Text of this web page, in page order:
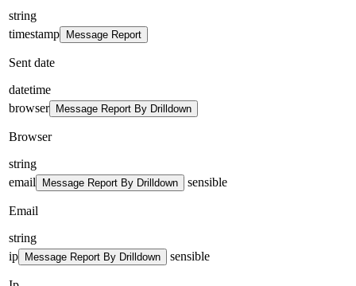
string
timestamp
Message Report
Sent date
datetime
browser
Message Report By Drilldown
Browser
string
email
Message Report By Drilldown sensible
Email
string
ip
Message Report By Drilldown sensible